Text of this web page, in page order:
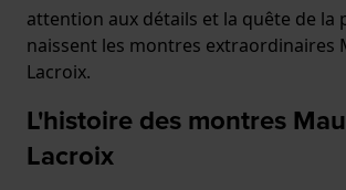
attention aux détails et la quête de la
naissent les montres extraordinaires
Lacroix.
L'histoire des montres
Lacroix